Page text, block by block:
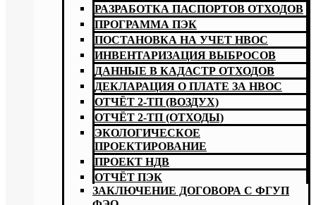
РАЗРАБОТКА ПАСПОРТОВ ОТХОДОВ
ПРОГРАММА ПЭК
ПОСТАНОВКА НА УЧЕТ НВОС
ИНВЕНТАРИЗАЦИЯ ВЫБРОСОВ
ДАННЫЕ В КАДАСТР ОТХОДОВ
ДЕКЛАРАЦИЯ О ПЛАТЕ ЗА НВОС
ОТЧЁТ 2-ТП (ВОЗДУХ)
ОТЧЁТ 2-ТП (ОТХОДЫ)
ЭКОЛОГИЧЕСКОЕ
ПРОЕКТИРОВАНИЕ
ПРОЕКТ НДВ
ОТЧЁТ ПЭК
ЗАКЛЮЧЕНИЕ ДОГОВОРА С ФГУП